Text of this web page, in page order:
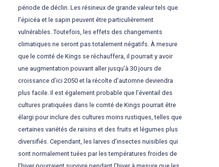
période de déclin. Les résineux de grande valeur tels que
l’épicéa et le sapin peuvent être particulièrement
vulnérables. Toutefois, les effets des changements
climatiques ne seront pas totalement négatifs. À mesure
que le comté de Kings se réchauffera, il pourrait y avoir
une augmentation pouvant aller jusqu’à 30 jours de
croissance d’ici 2050 et la récolte d’automne deviendra
plus facile. Il est également probable que l’éventail des
cultures pratiquées dans le comté de Kings pourrait être
élargi pour inclure des cultures moins rustiques, telles que
certaines variétés de raisins et des fruits et légumes plus
diversifiés. Cependant, les larves d’insectes nuisibles qui
sont normalement tuées par les températures froides de